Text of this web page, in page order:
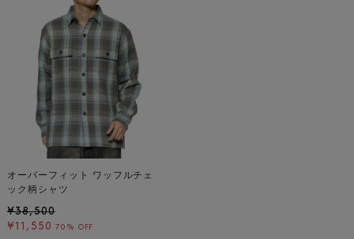
オーバーフィット ワッフルチェ
ック柄シャツ
¥38,500
¥11,550 70% OFF